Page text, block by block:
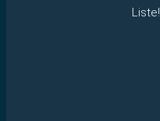
Liste!